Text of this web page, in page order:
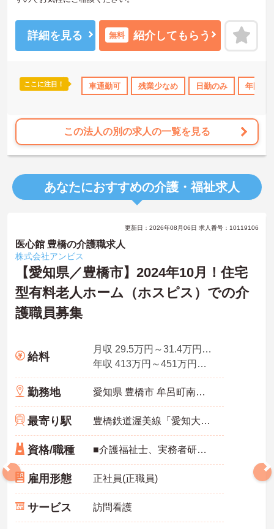
日110日以上 資格取得サポート 産休･育休･介護休暇取得実績あり
詳細を見る 無料 紹介してもらう
ここに注目！ 車通勤可 残業少なめ 日勤のみ 年間休
この法人の別の求人の一覧を見る
あなたにおすすめの介護・福祉求人
更新日：2026年08月06日 求人番号：10119106
医心館 豊橋の介護職求人
株式会社アンビス
【愛知県／豊橋市】2024年10月！住宅
型有料老人ホーム（ホスピス）での介
護職員募集
給料
月収 29.5万円～31.4万円程度 諸手当込・夜勤4回想定
年収 413万円～451万円程度 ※想定年収
勤務地 愛知県 豊橋市 牟呂町南汐田1-3
最寄り駅 豊橋鉄道渥美線「愛知大学前駅」バス・車9分
資格/職種 ■介護福祉士、実務者研修、初任者研修 いずれか ※特養、老健、病院、有老などの実務経験1年以上ある方
雇用形態 正社員(正職員)
サービス 訪問看護